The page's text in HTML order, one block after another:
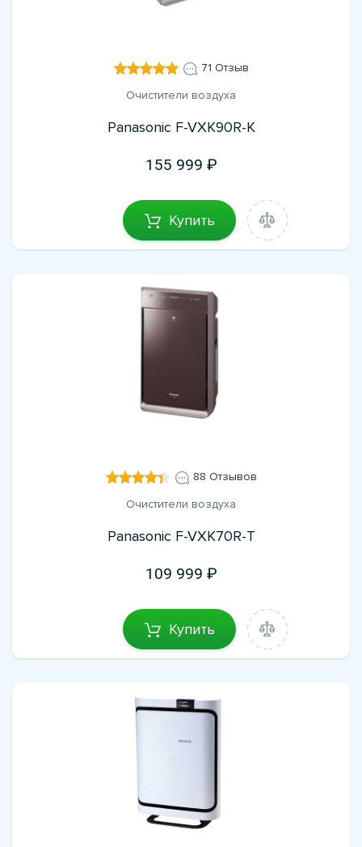
71 Отзыв
Очистители воздуха
Panasonic F-VXK90R-K
155 999
Купить
88 Отзывов
Очистители воздуха
Panasonic F-VXK70R-T
109 999
Купить